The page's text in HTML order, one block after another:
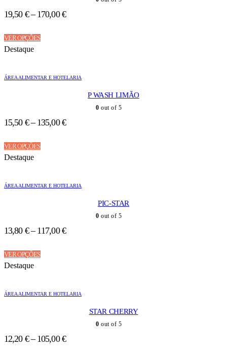
19,50 €–170,00€
VER OPÇÕESThis
product
The
on
product
page
Destaque
ÁREA ALIMENTAR E HOTELARIA
P WASH LIMÃO
0 out of 5
15,50 €–135,00€
VER OPÇÕESThis
product
The
on
product
page
Destaque
ÁREA ALIMENTAR E HOTELARIA
PIC-STAR
0 out of 5
13,80 €–117,00€
VER OPÇÕESThis
product
The
on
Destaque
ÁREA ALIMENTAR E HOTELARIA
STAR CHERRY
0 out of 5
12,20 €–105,00€